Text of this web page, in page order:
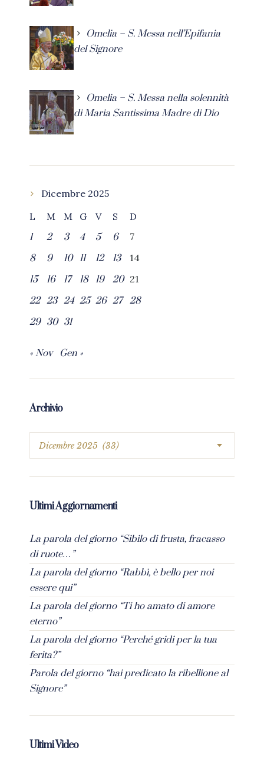
Omelia – S. Messa nell’Epifania
del Signore
Omelia – S. Messa nella solennità
di Maria Santissima Madre di Dio
Dicembre 2025
L
M M G V S
D
1
2 3 4 5 6
7
8
9 10 11 12 13
14
15
16 17 18 19 20 21
22 23 24 25 26 27 28
29 30 31
« Nov Gen »
Archivio
Ultimi Aggiornamenti
La parola del giorno “Sibilo di frusta, fracasso
di ruote…”
La parola del giorno “Rabbì, è bello per noi
essere qui”
La parola del giorno “Ti ho amato di amore
eterno”
La parola del giorno “Perché gridi per la tua
ferita?”
Parola del giorno “hai predicato la ribellione al
Signore”
Ultimi Video